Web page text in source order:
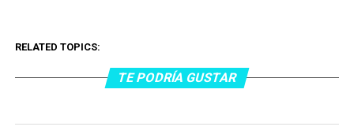
RELATED TOPICS:
TE PODRÍA GUSTAR